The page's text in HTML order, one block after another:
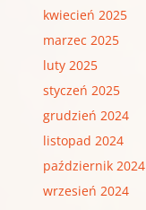
kwiecień 2025
marzec 2025
luty 2025
styczeń 2025
grudzień 2024
listopad 2024
październik 2024
wrzesień 2024